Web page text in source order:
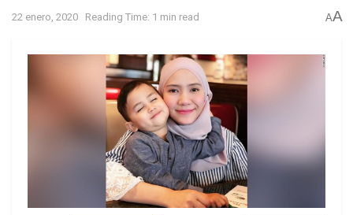
22 enero, 2020 Reading Time: 1 min read AA